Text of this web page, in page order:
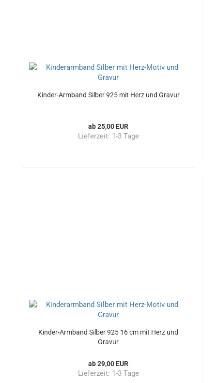
Kinder-Armband Silber 925 mit Herz und Gravur
ab 25,00 EUR
Lieferzeit: 1-3 Tage
Kinder-Armband Silber 925 16 cm mit Herz und
Gravur
ab 29,00 EUR
Lieferzeit: 1-3 Tage